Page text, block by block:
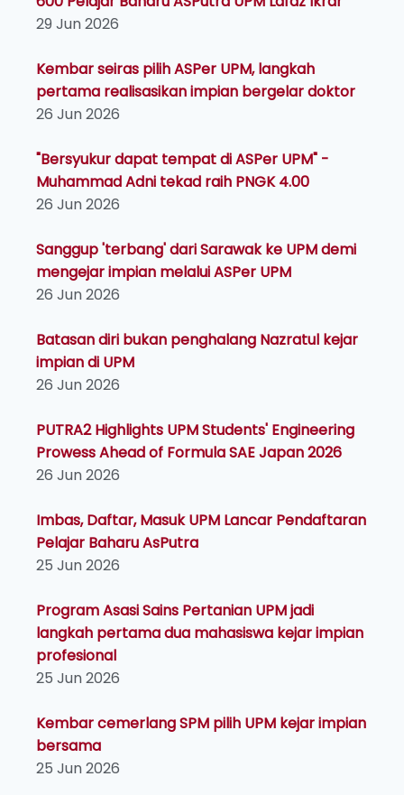
29 Jun 2026
Kembar seiras pilih ASPer UPM, langkah
pertama realisasikan impian bergelar doktor
26 Jun 2026
"Bersyukur dapat tempat di ASPer UPM" -
Muhammad Adni tekad raih PNGK 4.00
26 Jun 2026
Sanggup 'terbang' dari Sarawak ke UPM demi
mengejar impian melalui ASPer UPM
26 Jun 2026
Batasan diri bukan penghalang Nazratul kejar
impian di UPM
26 Jun 2026
PUTRA2 Highlights UPM Students' Engineering
Prowess Ahead of Formula SAE Japan 2026
26 Jun 2026
Imbas, Daftar, Masuk UPM Lancar Pendaftaran
Pelajar Baharu AsPutra
25 Jun 2026
Program Asasi Sains Pertanian UPM jadi
langkah pertama dua mahasiswa kejar impian
profesional
25 Jun 2026
Kembar cemerlang SPM pilih UPM kejar impian
bersama
25 Jun 2026